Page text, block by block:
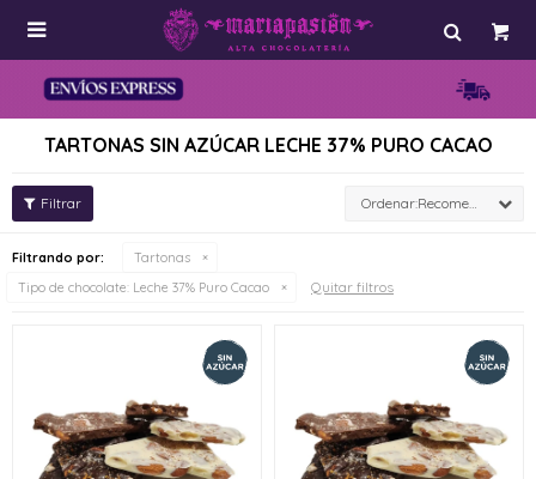

TARTONAS SIN AZÚCAR LECHE 37% PURO CACAO
Recomendados
Filtrando por:
Tartonas
Tipo de chocolate: Leche 37% Puro Cacao Quitar filtros